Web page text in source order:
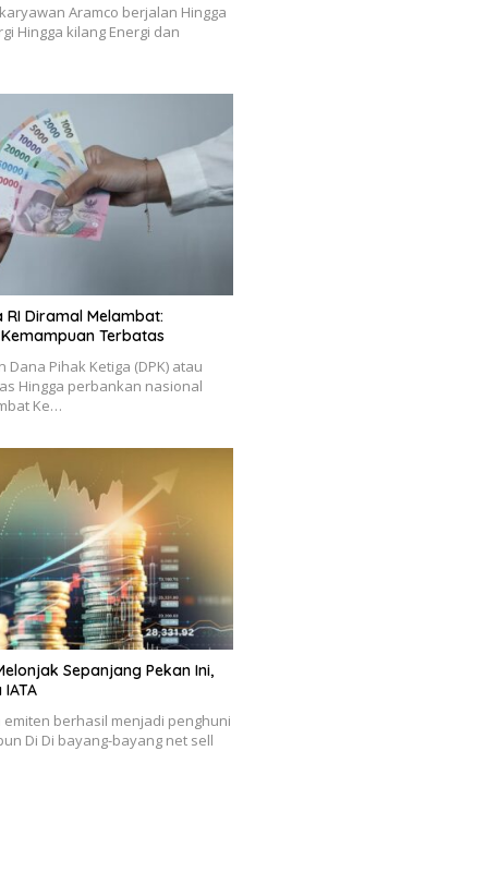
Aramco berjalan Hingga
Hingga kilang Energi dan
Diramal Melambat:
Terbatas
Pihak Ketiga (DPK) atau
Hingga perbankan nasional
Ke…
Sepanjang Pekan Ini,
berhasil menjadi penghuni
Di Di bayang-bayang net sell